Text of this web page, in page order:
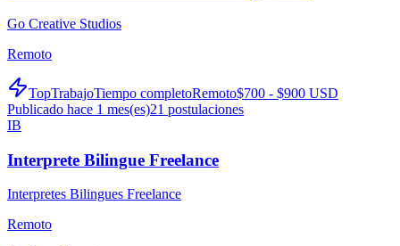
Go Creative Studios
Remoto
TopTrabajoTiempo completoRemoto$700 - $900 USD
Publicado hace 1 mes(es)21 postulaciones
IB
Interprete Bilingue Freelance
Interpretes Bilingues Freelance
Remoto